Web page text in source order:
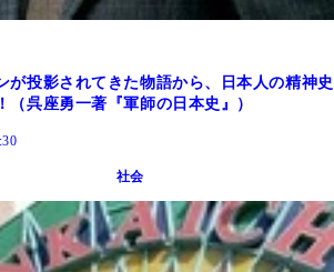
が投影されてきた物語から、日本人の精神史
（呉座勇一著『軍師の日本史』）
社会